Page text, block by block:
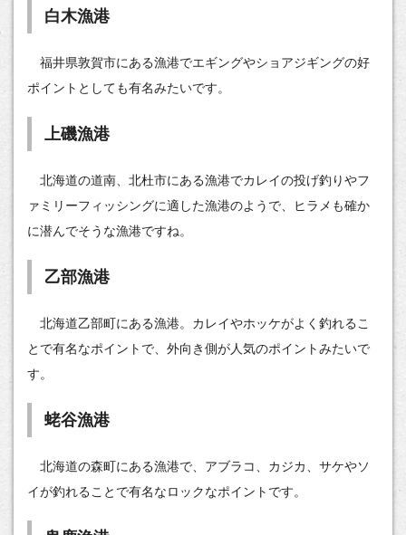
白木漁港
福井県敦賀市にある漁港でエギングやショアジギングの好
ポイントとしても有名みたいです。
上磯漁港
北海道の道南、北杜市にある漁港でカレイの投げ釣りやフ
ァミリーフィッシングに適した漁港のようで、ヒラメも確か
に潜んでそうな漁港ですね。
乙部漁港
北海道乙部町にある漁港。カレイやホッケがよく釣れるこ
とで有名なポイントで、外向き側が人気のポイントみたいで
す。
蛯谷漁港
北海道の森町にある漁港で、アブラコ、カジカ、サケやソ
イが釣れることで有名なロックなポイントです。